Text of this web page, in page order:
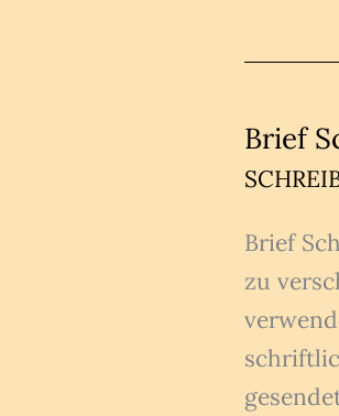
PDF
mit
Brief
Brief
zu